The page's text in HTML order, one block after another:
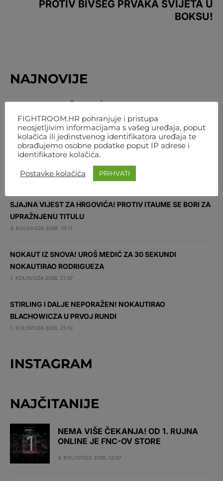
PROTIV BIVŠEG PRVAKA SVIJETA U
BOKSU!
NAJNOVIJE
VELIKI SKOK UROŠA MEDIĆA NAKON POBJEDE U
BEOGRADU: DESETI JE VELTERAŠ SVIJETA
4. KOLOVOZA 2026. 16:11
NEMA VIŠE ČEKANJA! OD 1. RUJNA ONLINE JE FNC-OV
4. KOLOVOZA 2026. 12:07
SJAJNA VIJEST ZA HRGOVIĆA! PROTIV ITAUME SE BORI ZA
UPRAŽNJENU TITULU
4. KOLOVOZA 2026. 10:11
NOKAUT IZ SNOVA! UROŠ MEDIĆ ZA 30 SEKUNDI
NOKAUTIRAO RODRIGUEZA
1. KOLOVOZA 2026. 21:37
STIRLING I DALJE NEPORAŽEN! NOKAUTIRAO
BLACHOWICZA U PRVOJ RUNDI
1. KOLOVOZA 2026. 21:10
INSTAGRAM
NAJČITANIJE
NEMA VIŠE ČEKANJA! OD 1. RUJNA
ONLINE JE FNC-OV STORE
4. KOLOVOZA 2026. 12:07
FIGHTROOM.HR pohranjuje i pristupa
neosjetljivim informacijama s vašeg uređaja, poput
kolačića ili jedinstvenog identifikatora uređaja te
obrađujemo osobne podatke poput IP adrese i
identifikatore kolačića.
Postavke kolačića PRIHVATI